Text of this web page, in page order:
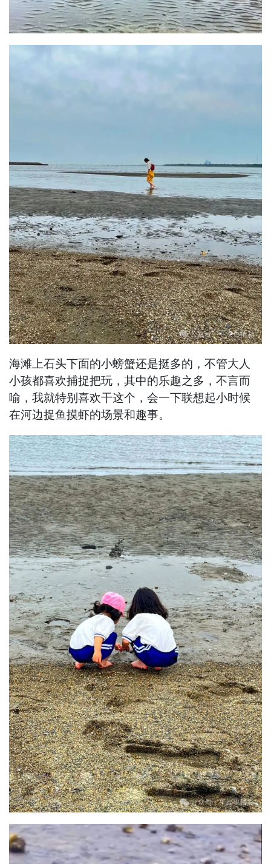
海滩上石头下面的小螃蟹还是挺多的，不管大人
小孩都喜欢捕捉把玩，其中的乐趣之多，不言而
喻，我就特别喜欢干这个，会一下联想起小时候
在河边捉鱼摸虾的场景和趣事。